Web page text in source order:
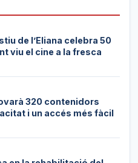
de l’Eliana celebra 50
viu el cine a la fresca
320 contenidors
i un accés més fàcil